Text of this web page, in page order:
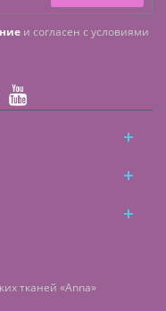
и согласен с условиями
тканей «Anna»